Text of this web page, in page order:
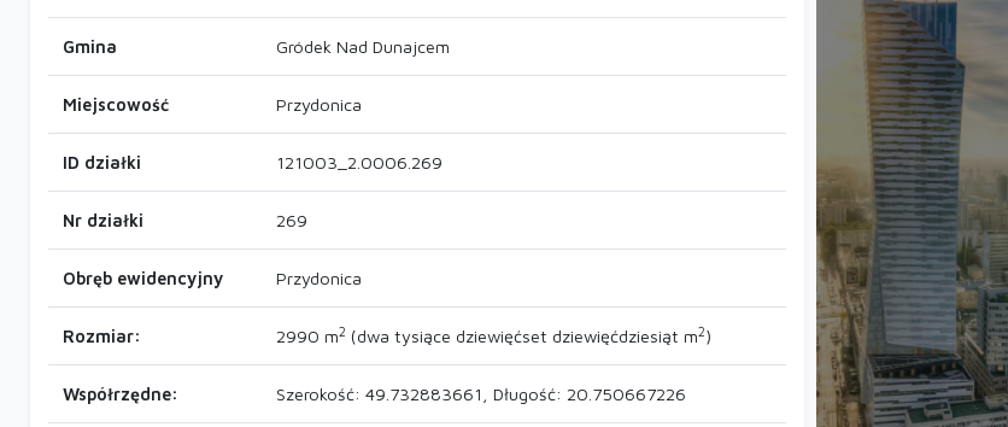
Gmina Gródek Nad Dunajcem
Miejscowość Przydonica
ID działki 121003_2.0006.269
Nr działki 269
Obręb ewidencyjny Przydonica
Rozmiar: 2990 m2 (dwa tysiące dziewięćset dziewięćdziesiąt m2)
Współrzędne: Szerokość: 49.732883661, Długość: 20.750667226